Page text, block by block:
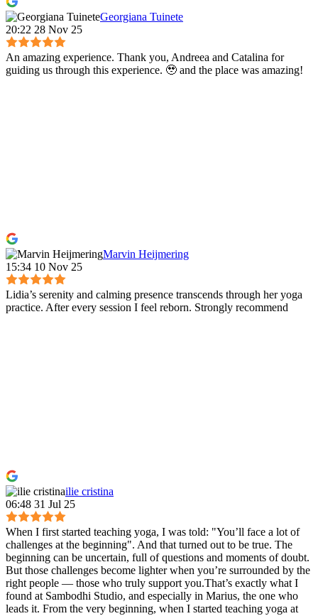
Georgiana Tuinete
20:22 28 Nov 25
An amazing experience. Thank you, Andreea and Catalina for
guiding us through this experience. 🥹 and the place was amazing!
Marvin Heijmering
15:34 10 Nov 25
Lidia’s serenity and calming presence transcends through her yoga
practice. After every session I feel reborn. Strongly recommend
ilie cristina
06:48 31 Jul 25
When I first started teaching yoga, I was told: "You’ll face a lot of
challenges at the beginning". And that turned out to be true. The
beginning can be uncertain, full of questions and moments of doubt.
But those challenges become lighter when you’re surrounded by the
right people — those who truly support you.That’s exactly what I
found at Sambodhi Studio, and especially in Marius, the one who
leads it. From the very beginning, when I started teaching yoga at